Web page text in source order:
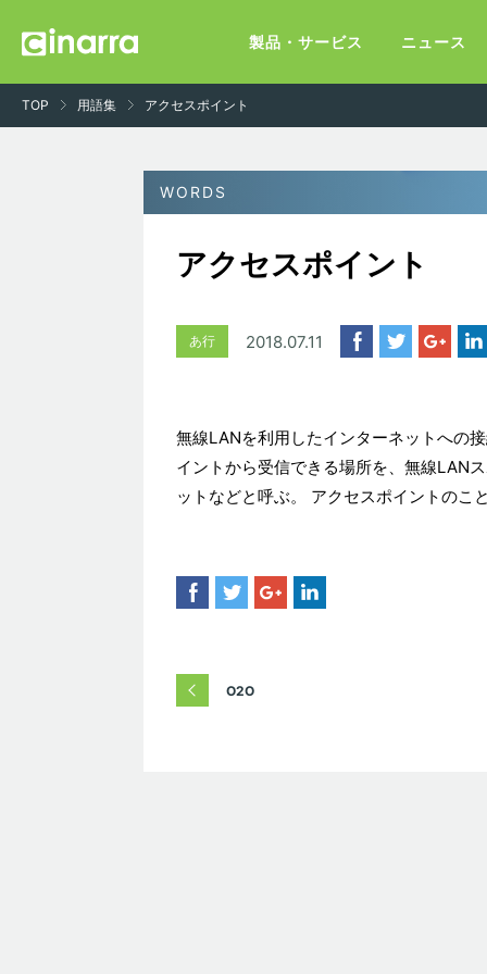
製品・サービス ニュース
TOP 用語集 アクセスポイント
アクセスポイント
あ行 2018.07.11
無線LANを利用したインターネットへの
イントから受信できる場所を、無線LAN
ットなどと呼ぶ。 アクセスポイントのこ
O2O